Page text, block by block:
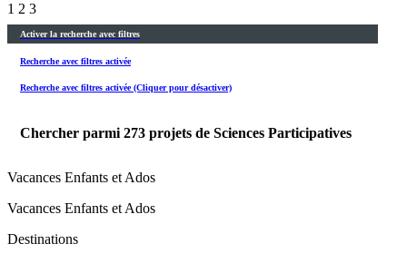
1 2 3
Activer la recherche avec filtres
Recherche avec filtres activée
Recherche avec filtres activée (Cliquer pour désactiver)
Chercher parmi 273 projets de Sciences Participatives
Vacances Enfants et Ados
Vacances Enfants et Ados
Destinations